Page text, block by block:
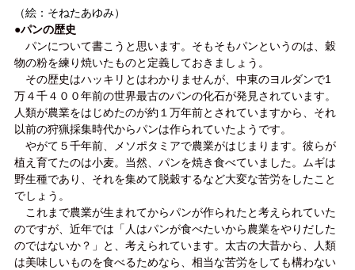
（絵：そねたあゆみ）
●パンの歴史
パンについて書こうと思います。そもそもパンというのは、穀
物の粉を練り焼いたものと定義しておきましょう。
その歴史はハッキリとはわかりませんが、中東のヨルダンで1
万４千４００年前の世界最古のパンの化石が発見されています。
人類が農業をはじめたのが約１万年前とされていますから、それ
以前の狩猟採集時代からパンは作られていたようです。
やがて５千年前、メソポタミアで農業がはじまります。彼らが
植え育てたのは小麦。当然、パンを焼き食べていました。ムギは
野生種であり、それを集めて脱穀するなど大変な苦労をしたこと
でしょう。
これまで農業が生まれてからパンが作られたと考えられていた
のですが、近年では「人はパンが食べたいから農業をやりだした
のではないか？」と、考えられています。太古の大昔から、人類
は美味しいものを食べるためなら、相当な苦労をしても構わない